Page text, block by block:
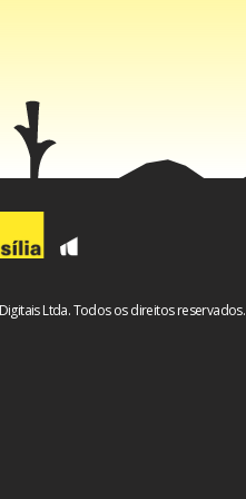
Ltda. Todos os direitos reservados.